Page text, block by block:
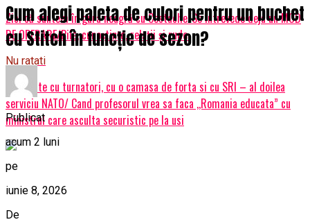
Zici că suntem în gura neagră cu Costache/Se întrevede deja un MOD
DE OPERARE/Pile, cunoștințe, relații și rude.
Nu ratati
O poveste cu turnatori, cu o camasa de forta si cu SRI – al doilea
serviciu NATO/ Cand profesorul vrea sa faca ,,Romania educata” cu
ministrul care asculta securistic pe la usi
Cum alegi paleta de culori pentru un buchet
cu Stitch în funcție de sezon?
Publicat
acum 2 luni
pe
iunie 8, 2026
De